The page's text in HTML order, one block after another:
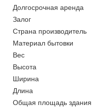
Долгосрочная аренда
Залог
Страна производитель
Материал бытовки
Вес
Высота
Ширина
Длина
Общая площадь здания